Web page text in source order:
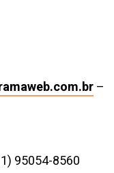
–
95054-8560